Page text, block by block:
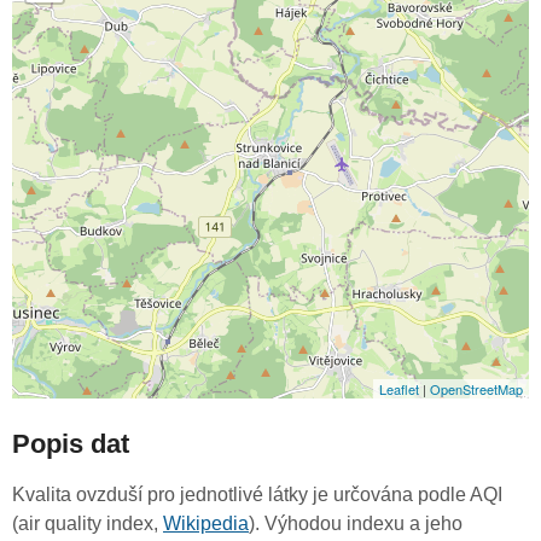
Leaflet | OpenStreetMap
Popis dat
Kvalita ovzduší pro jednotlivé látky je určována podle AQI
(air quality index, Wikipedia). Výhodou indexu a jeho